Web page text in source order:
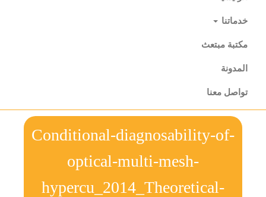
خدماتنا
مكتبة مبتعث
المدونة
تواصل معنا
Conditional-diagnosability-of-
optical-multi-mesh-
hypercu_2014_Theoretical-